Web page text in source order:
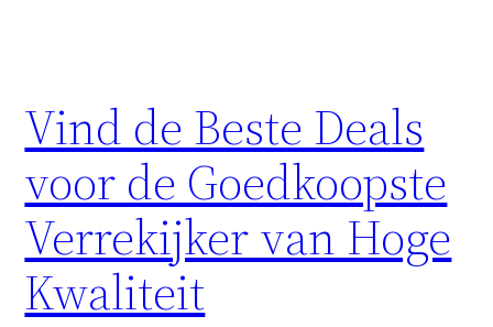
Vind de Beste Deals
voor de Goedkoopste
Verrekijker van Hoge
Kwaliteit